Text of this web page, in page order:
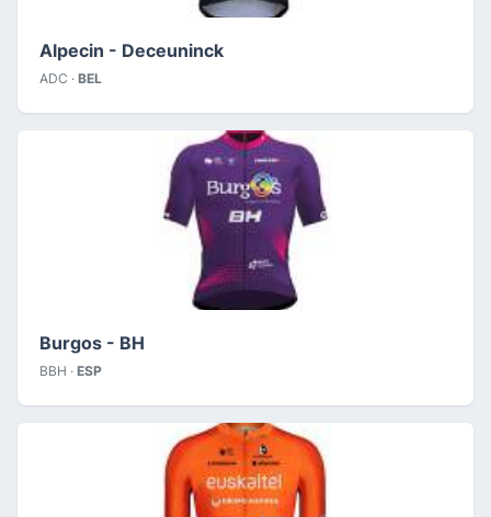
Alpecin - Deceuninck
ADC · BEL
Burgos - BH
BBH · ESP